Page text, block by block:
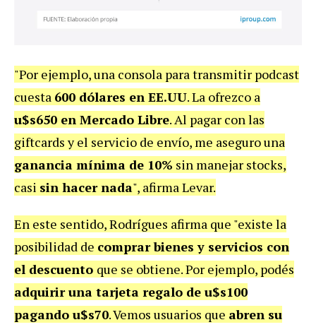
"Por ejemplo, una consola para transmitir podcast
cuesta 600 dólares en EE.UU. La ofrezco a
u$s650 en Mercado Libre. Al pagar con las
giftcards y el servicio de envío, me aseguro una
ganancia mínima de 10% sin manejar stocks,
casi sin hacer nada", afirma Levar.
En este sentido, Rodrígues afirma que "existe la
posibilidad de comprar bienes y servicios con
el descuento que se obtiene. Por ejemplo, podés
adquirir una tarjeta regalo de u$s100
pagando u$s70. Vemos usuarios que abren su